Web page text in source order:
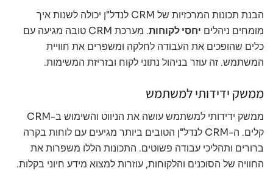
הבנת תכונות המרכזיות של CRM לנדל"ן יכולה לשנות איך
מומחים ניהלים יחסי לקוחות
. מערכת CRM טובה מגיעה עם
כלים שהופכים את העבודה לחלקה ומשפרים את חוויית
המשתמש. זה עוזר בניהול נתוני לקוח ובזריזת המשימות.
ממשק ידידותי למשתמש
ממשק ידידותי למשתמש עושה את הניווט והשימוש ב-CRM
קלים. ה-CRM לנדל"ן הטובים ביותר מגיעים עם לוחות בקרה
ברורים ותהליכי עבודה פשוטים. התכונות הללו משפרות את
החוויה של הסוכנים והלקוחות, עוזרות למצוא מידע חיוני בקלות.